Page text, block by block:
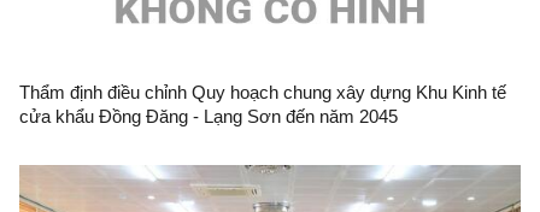
Thẩm định điều chỉnh Quy hoạch chung xây dựng Khu Kinh tế
cửa khẩu Đồng Đăng - Lạng Sơn đến năm 2045